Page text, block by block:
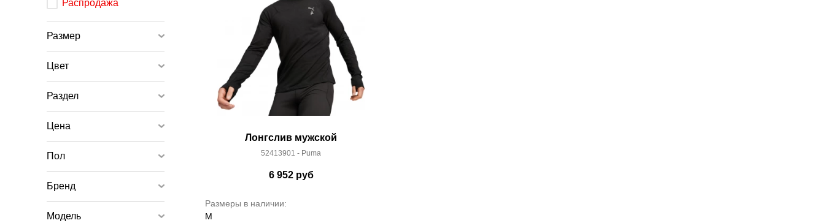
Распродажа
Размер
Цвет
Раздел
Цена
Пол
Бренд
Модель
Лонгслив мужской
52413901 - Puma
6 952руб
Размеры в наличии:
M